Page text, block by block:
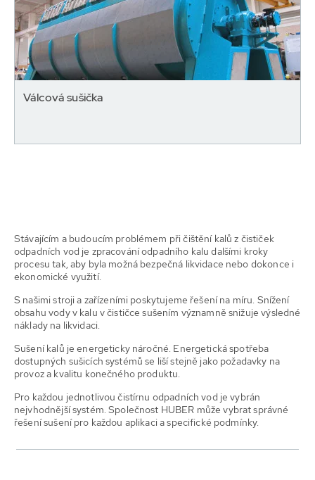
Válcová sušička
Stávajícím a budoucím problémem při čištění kalů z čističek
odpadních vod je zpracování odpadního kalu dalšími kroky
procesu tak, aby byla možná bezpečná likvidace nebo dokonce i
ekonomické využití.
S našimi stroji a zařízeními poskytujeme řešení na míru. Snížení
obsahu vody v kalu v čističce sušením významně snižuje výsledné
náklady na likvidaci.
Sušení kalů je energeticky náročné. Energetická spotřeba
dostupných sušicích systémů se liší stejně jako požadavky na
provoz a kvalitu konečného produktu.
Pro každou jednotlivou čistírnu odpadních vod je vybrán
nejvhodnější systém. Společnost HUBER může vybrat správné
řešení sušení pro každou aplikaci a specifické podmínky.